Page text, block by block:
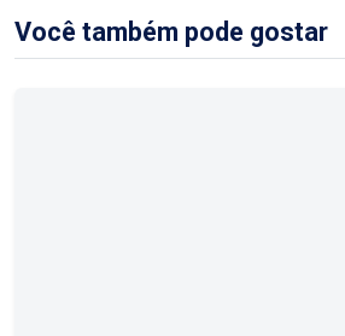
Você também pode gostar